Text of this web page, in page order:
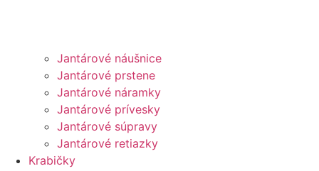
Jantárové náušnice
Jantárové prstene
Jantárové náramky
Jantárové prívesky
Jantárové súpravy
Jantárové retiazky
Krabičky